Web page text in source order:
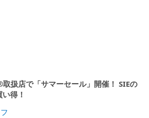
扱店で「サマーセール」開催！ SIEの
得！